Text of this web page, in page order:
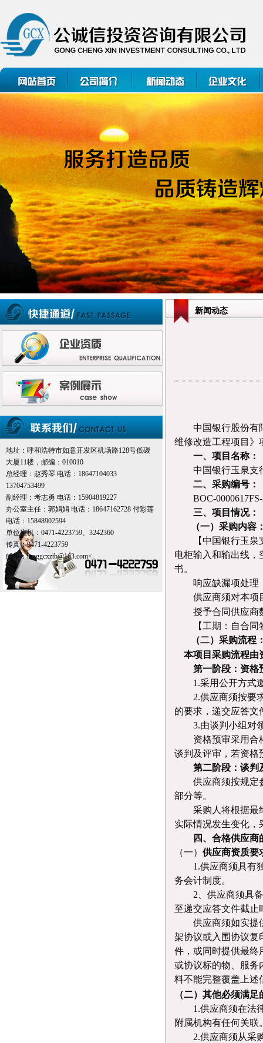
地址：呼和浩特市如意开发区机场路128号低碳
大厦11楼，邮编：010010
总经理：赵秀琴 电话：18647104033
13704753499
副经理：考志勇 电话：15904819227
办公室主任：郭娟娟 电话：18647162728 付彩莲
电话：15848902594
单位座机：0471-4223759、3242360
传真：0471-4223759
邮箱：nmggcxztb@163.com<..
新闻动态
中国银行股份有
维修改造工程项目》
一、项目名称：
中国银行玉泉支
二、采购编号：
BOC-
三、 项目情况：
（一） 采购内容
【中国银行玉
电柜输入和输出线，
书。
响应缺漏项处理
供应商须对本项
授予合同供应商
【 工期 ： 自合同
（二） 采购流程
本项目采购流程由
第一阶段：资格
1.采用公开方式
2.供应商须按要
的要求，递交应答文
3.由谈判小组对
资格预审采用合
谈判及评审 ，若资
第二阶段：谈判
供应商须按规定
部分等。
采购人将根据最
实际情况发生变化，
四、合格供应商
（一） 供应商资质要
1.供应商须具有
务会计制度。
2、供应商须具
至递交应答文件截止
供应商须如实提
架协议或入围协议复
件，或同时提供最终
或协议标的物、服务
料不能完整覆盖上述
（二）其他必须满足
1.供应商须在法
附属机构有任何关联
2.供应商须从采